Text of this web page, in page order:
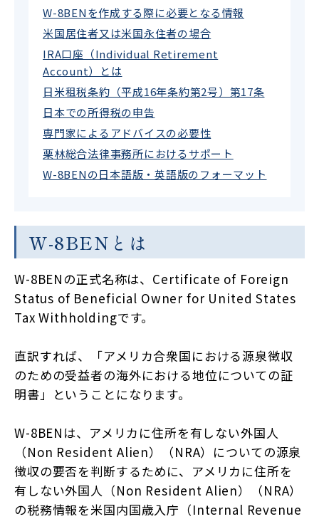
W-8BENを作成する際に必要となる情報
米国居住者又は米国永住者の場合
IRA口座（Individual Retirement
Account）とは
日米租税条約（平成16年条約第2号）第17条
日本での所得税の申告
専門家によるアドバイスの必要性
栗林総合法律事務所におけるサポート
W-8BENの日本語版・英語版のフォーマット
W-8BENとは
W-8BENの正式名称は、Certificate of Foreign
Status of Beneficial Owner for United States
Tax Withholdingです。
直訳すれば、「アメリカ合衆国における源泉徴収
のための受益者の海外における地位についての証
明書」ということになります。
W-8BENは、アメリカに住所を有しない外国人
（Non Resident Alien）（NRA）についての源泉
徴収の要否を判断するために、アメリカに住所を
有しない外国人（Non Resident Alien）（NRA）
の税務情報を米国内国歳入庁（Internal Revenue